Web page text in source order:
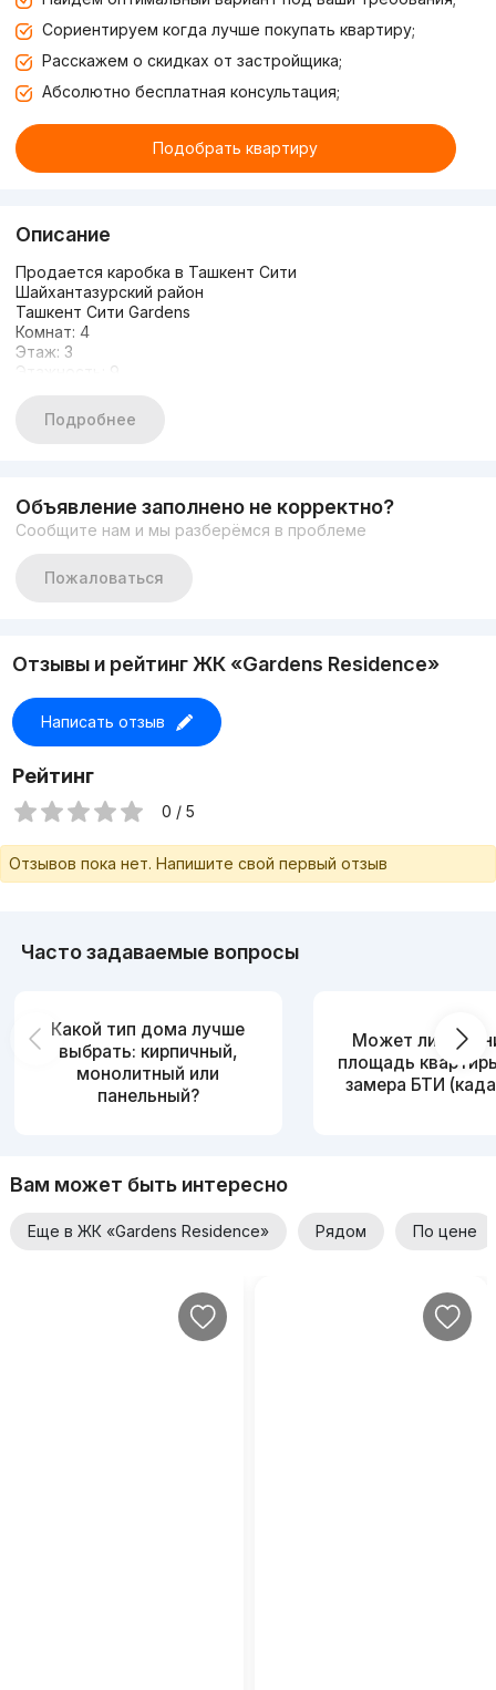
Сориентируем когда лучше покупать квартиру;
Расскажем о скидках от застройщика;
Абсолютно бесплатная консультация;
Подобрать квартиру
Описание
Продается каробка в Ташкент Сити
Шайхантазурский район
Ташкент Сити Gardens
Комнат: 4
Этаж: 3
Этажность: 9
Состояние: каробка
Цена: 390 000 у.е старт.
Подробнее
Объявление заполнено не корректно?
Сообщите нам и мы разберёмся в проблеме
Пожаловаться
Отзывы и рейтинг ЖК «Gardens Residence»
Написать отзыв
Рейтинг
0 / 5
Отзывов пока нет. Напишите свой первый отзыв
Часто задаваемые вопросы
Какой тип дома лучше
выбрать: кирпичный,
монолитный или
панельный?
Может ли
площадь
замера БТИ
Вам может быть интересно
Еще в ЖК «Gardens Residence» Рядом По цене